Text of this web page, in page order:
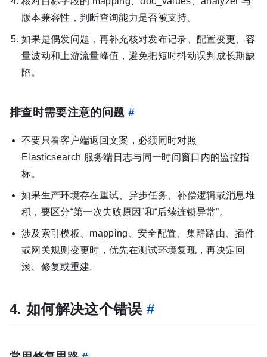
版本兼容性，判断查询能力是否被支持。
如果是偶发问题，再补充核对发布记录、配置变更、容
量波动和上游流量峰值，避免把短时抖动误判成长期缺
陷。
排查时需要注意的问题 #
不要只看客户端返回文案，必须同时对照
Elasticsearch 服务端日志与同一时间窗口内的监控指
标。
如果生产环境存在重试、异步任务、补偿逻辑或消息堆
积，要区分“第一次失败原因”和“后续连锁异常”。
涉及索引模板、mapping、安全配置、集群路由、插件
或网关规则变更时，优先在测试环境复现，再决定回
滚、修复或重建。
4. 如何解决这个错误 #